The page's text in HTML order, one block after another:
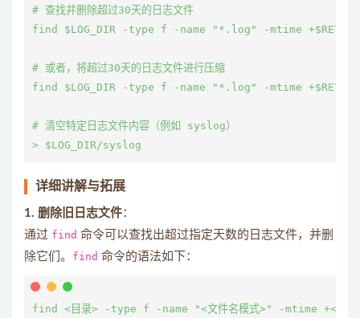
# 查找并删除超过30天的日志文件
find $LOG_DIR -type f -name "*.log" -mtime
# 或者，将超过30天的日志文件进行压缩
find $LOG_DIR -type f -name "*.log" -mtime
# 清空特定日志文件内容（例如 syslog）
详细讲解与拓展
1. 删除旧日志文件：
通过 find 命令可以查找出超过指定天数的日志文件，并删
除它们。 find 命令的语法如下：